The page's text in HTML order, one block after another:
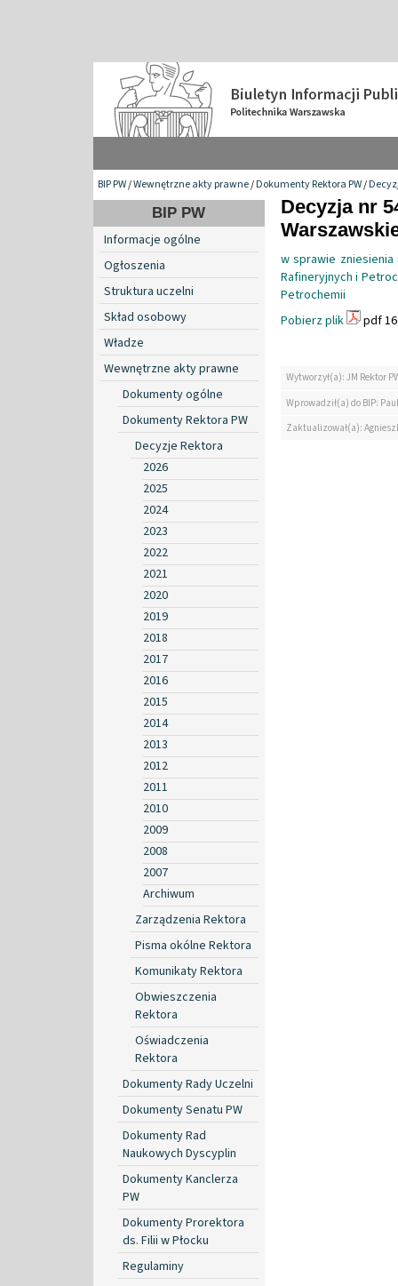
BIP PW/Wewnętrzne akty prawne/Dokumenty Rektora PW/
BIP PW
Informacje ogólne
Ogłoszenia
Struktura uczelni
Skład osobowy
Władze
Wewnętrzne akty prawne
Dokumenty ogólne
Dokumenty Rektora PW
Decyzje Rektora
2026
2025
2024
2023
2022
2021
2020
2019
2018
2017
2016
2015
2014
2013
2012
2011
2010
2009
2008
2007
Archiwum
Zarządzenia Rektora
Pisma okólne Rektora
Komunikaty Rektora
Obwieszczenia
Rektora
Oświadczenia
Rektora
Dokumenty Rady Uczelni
Dokumenty Senatu PW
Dokumenty Rad
Naukowych Dyscyplin
Dokumenty Kanclerza
PW
Dokumenty Prorektora
ds. Filii w Płocku
Regulaminy
Decyzja nr
w sprawie
Rafineryjnych i
Petrochemii
Pobierz plik
pdf
Wytworzył(a): JM Rektor
Wprowadził(a) do BIP:
Zaktualizował(a):